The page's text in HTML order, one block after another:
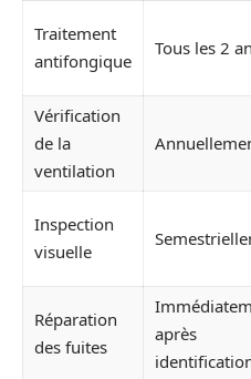
Traitement
antifongique
Tous les 2
Vérification
de la
ventilation
Inspection
visuelle
Réparation
des fuites
après